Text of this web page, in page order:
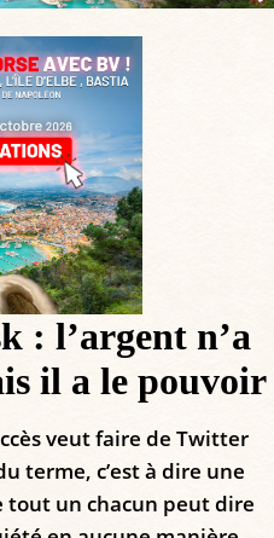
: l’argent n’a
il a le pouvoir
veut faire de Twitter
terme, c’est à dire une
un chacun peut dire